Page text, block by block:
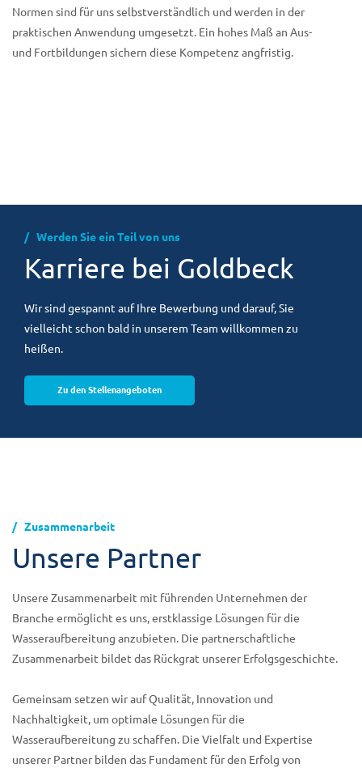
Normen sind für uns selbstverständlich und werden in der
praktischen Anwendung umgesetzt. Ein hohes Maß an Aus-
und Fortbildungen sichern diese Kompetenz angfristig.
Werden Sie ein Teil von uns
Karriere bei Goldbeck
Wir sind gespannt auf Ihre Bewerbung und darauf, Sie
vielleicht schon bald in unserem Team willkommen zu
heißen.
Zu den Stellenangeboten
Zusammenarbeit
Unsere Partner
Unsere Zusammenarbeit mit führenden Unternehmen der
Branche ermöglicht es uns, erstklassige Lösungen für die
Wasseraufbereitung anzubieten. Die partnerschaftliche
Zusammenarbeit bildet das Rückgrat unserer Erfolgsgeschichte.
Gemeinsam setzen wir auf Qualität, Innovation und
Nachhaltigkeit, um optimale Lösungen für die
Wasseraufbereitung zu schaffen. Die Vielfalt und Expertise
unserer Partner bilden das Fundament für den Erfolg von